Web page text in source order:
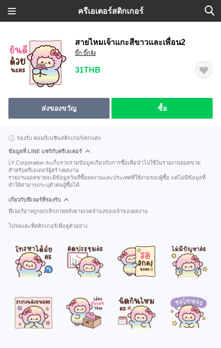
ครีเอเตอร์สติกเกอร์
สายไหมเจ้าแกะสีขาวและเพื่อน2
บิ๊ก บิ๊กจัง
31THB
ส่งของขวัญ ซื้อ
รองรับ คอมบิเนชันสติกเกอร์/ตกแต่ง
ข้อมูลที่ LINE แชร์กับครีเอเตอร์
LY Corporation จะเก็บรวบรวมข้อมูลเกี่ยวกับการซื้อเพื่อนำไปใช้ในรายงานยอดขาย
สำหรับครีเอเตอร์ผู้สร้างผลงาน
รายงานยอดขายจะมีข้อมูลวันที่ซื้อผลงานและประเทศที่ใช้งานของผู้ซื้อ แต่ไม่มีข้อมูลที่
ทำให้สามารถระบุตัวตนผู้ซื้อได้
เกี่ยวกับฟีเจอร์ที่รองรับ
ฟีเจอร์อาจถูกยกเลิกภายหลังตามเจตจำนงของเจ้าของผลงาน
โปรดแตะที่สติกเกอร์เพื่อดูตัวอย่าง